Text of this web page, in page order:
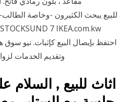
احتفظ بإيصال البيع كإثبات. نيو